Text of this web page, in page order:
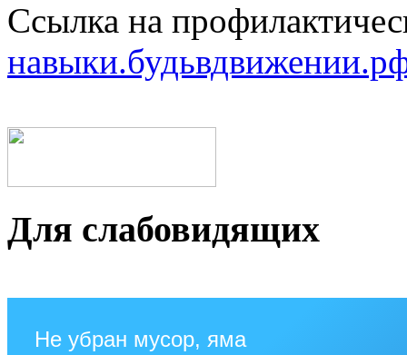
Ссылка на
Для слабовидящих
Не убран мусор, яма